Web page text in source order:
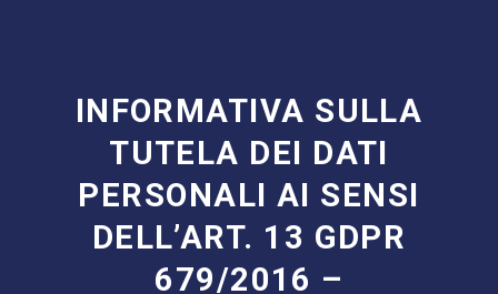
INFORMATIVA SULLA
TUTELA DEI DATI
PERSONALI AI SENSI
DELL’ART. 13 GDPR
679/2016 –